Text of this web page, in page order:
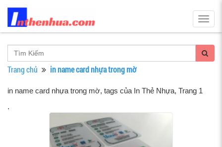
Trang chủ in name card nhựa trong mờ
in name card nhựa trong mờ, tags của In Thẻ Nhựa, Trang 1
.